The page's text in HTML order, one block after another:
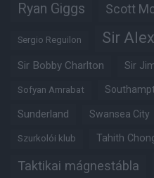
Ryan Giggs Scott
Sergio Reguilon Sir
Sir Bobby Charlton Sir
Sofyan Amrabat
Sunderland Swansea City
Szurkolói klub Tahith
Taktikai mágnestábla